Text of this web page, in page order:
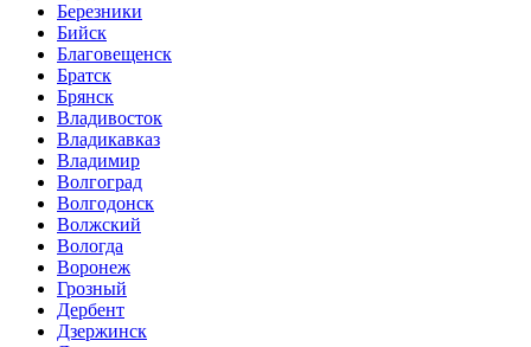
Березники
Бийск
Благовещенск
Братск
Брянск
Владивосток
Владикавказ
Владимир
Волгоград
Волгодонск
Волжский
Вологда
Воронеж
Грозный
Дербент
Дзержинск